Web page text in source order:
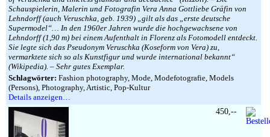
Schauspielerin, Malerin und Fotografin Vera Anna Gottliebe Gräfin von
Lehndorff (auch Veruschka, geb. 1939) „gilt als das „erste deutsche
Supermodel“… In den 1960er Jahren wurde die hochgewachsene von
Lehndorff (1,90 m) bei einem Aufenthalt in Florenz als Fotomodell entdeckt.
Sie legte sich das Pseudonym Veruschka (Koseform von Vera) zu,
vermarktete sich so als Kunstfigur und wurde international bekannt“
(Wikipedia). – Sehr gutes Exemplar.
Schlagwörter: Fashion photography, Mode, Modefotografie, Models
(Persons), Photography, Artistic, Pop-Kultur
Details anzeigen…
450,--